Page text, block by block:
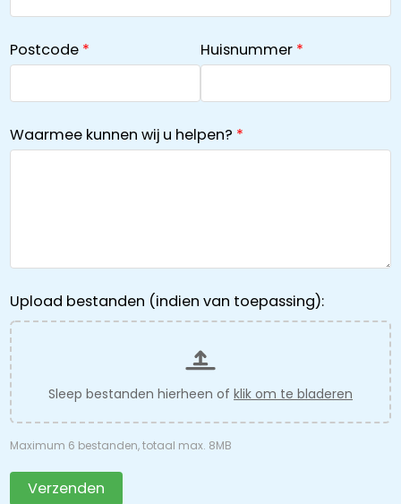
Postcode Huisnummer
Waarmee kunnen wij u helpen?
Upload bestanden (indien van toepassing):
Sleep bestanden hierheen of klik om te bladeren
Maximum 6 bestanden, totaal max. 8MB
Verzenden